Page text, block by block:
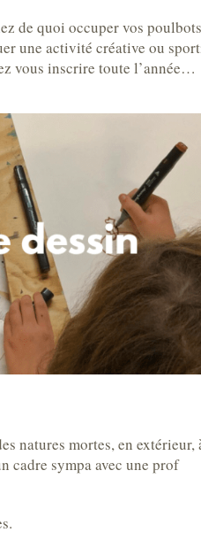
de quoi occuper vos
une activité créative ou
vous inscrire toute l’année…
natures mortes, en extérieur,
cadre sympa avec une prof